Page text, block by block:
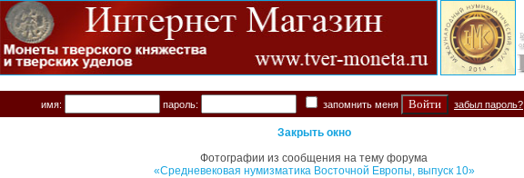
имя: пароль: запомнить меня забыл пароль?
Закрыть окно
Фотографии из сообщения на тему форума
«Средневековая нумизматика Восточной Европы, выпуск 10»